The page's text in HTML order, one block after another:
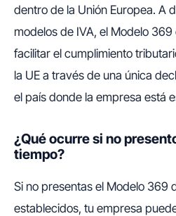
dentro de la Unión Europea. A
modelos de IVA, el Modelo
facilitar el cumplimiento
la UE a través de una única
el país donde la empresa está
¿Qué ocurre si no
tiempo?
Si no presentas el Modelo 369
establecidos, tu empresa